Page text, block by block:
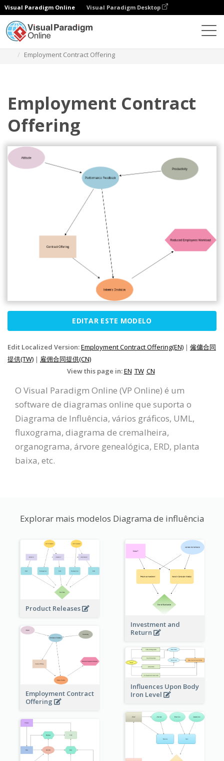
Visual Paradigm Online Visual Paradigm Desktop
Employment Contract Offering
Employment Contract
Offering
EDITAR ESTE MODELO
Edit Localized Version:Employment Contract Offering(EN) | 僱傭合同
提供(TW) | 雇佣合同提供(CN)
View this page in:EN TW CN
O Visual Paradigm Online (VP Online) é um
software de diagramas online que suporta o
Diagrama de Influência, vários gráficos, UML,
fluxograma, diagrama de cremalheira,
organograma, árvore genealógica, ERD, planta
baixa, etc.
Explorar mais modelos Diagrama de influência
Product Releases
Investment and
Return
Employment Contract
Offering
Influences Upon Body
Iron Level